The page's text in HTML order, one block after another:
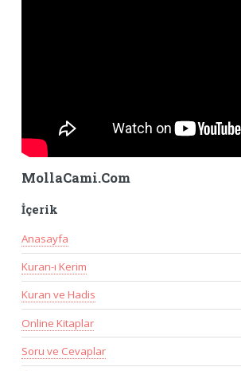
MollaCami.Com
İçerik
Anasayfa
Kuran-ı Kerim
Kuran ve Hadis
Online Kitaplar
Soru ve Cevaplar